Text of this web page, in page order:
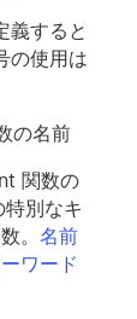
義すると
の使用は
の名前
関数の
別なキ
。名前
ワード